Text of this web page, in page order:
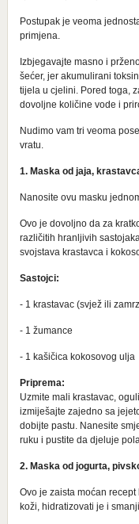
Postupak je veoma
primjena.
Izbjegavajte masno i
šećer, jer akumulirani
tijela u cjelini. Pored toga,
dovoljne količine vode i
Nudimo vam tri veoma
vratu.
1. Maska od jaja,
Nanosite ovu masku
Ovo je dovoljno da za
različitih hranljivih
svojstava krastavca i
Sastojci:
- 1 krastavac (svjež ili
- 1 žumance
- 1 kašičica kokosovog ulja
Priprema:
Uzmite mali krastavac,
izmiješajte zajedno sa
dobijte pastu. Nanesite
ruku i pustite da djeluje
2. Maska od jogurta,
Ovo je zaista moćan
koži, hidratizovati je i